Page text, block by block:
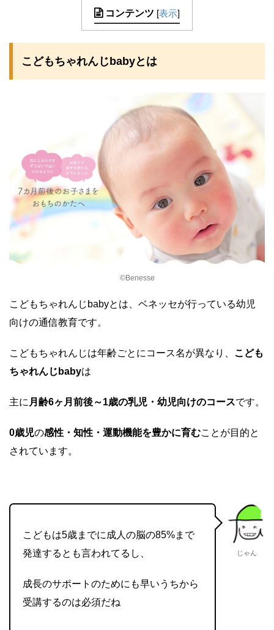
コンテンツ [表示]
こどもちゃれんじbabyとは
©Benesse
こどもちゃれんじbabyとは、ベネッセが行っている幼児
向けの通信教育です。
こどもちゃれんじは年齢ごとにコース名が異なり、 こども
ちゃれんじbabyは
主に月齢6ヶ月前後～1歳の乳児・幼児向けのコースです。
0歳児の感性・知性・運動機能を豊かに育むことが目的と
されています。
こどもは5歳までに成人の脳の85%まで
発達するとも言われてるし、
成長のサポートのためにも早いうちから
受講するのは必須だね
じゃん